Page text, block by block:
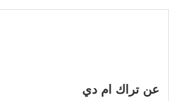
عن تراك ام دي